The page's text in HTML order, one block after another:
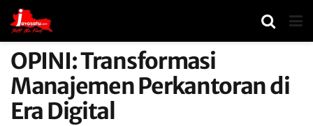
OPINI: Transformasi
Manajemen Perkantoran di
Era Digital